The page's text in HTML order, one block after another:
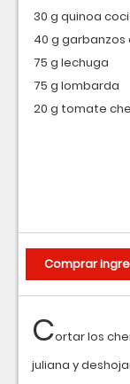
Cortar los
juliana y
30 g quinoa
40 g garbanzos
75 g lechuga
75 g lombarda
20 g tomate
Comprar